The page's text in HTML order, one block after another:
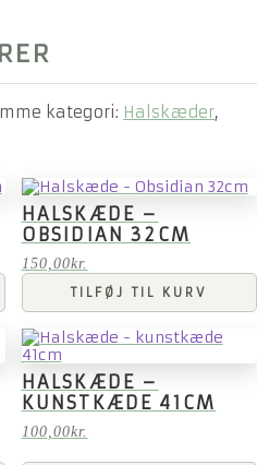
kategori: Halskæder,
HALSKÆDE –
OBSIDIAN 32CM
150,00kr.
TILFØJ TIL KURV
HALSKÆDE –
KUNSTKÆDE 41CM
100,00kr.